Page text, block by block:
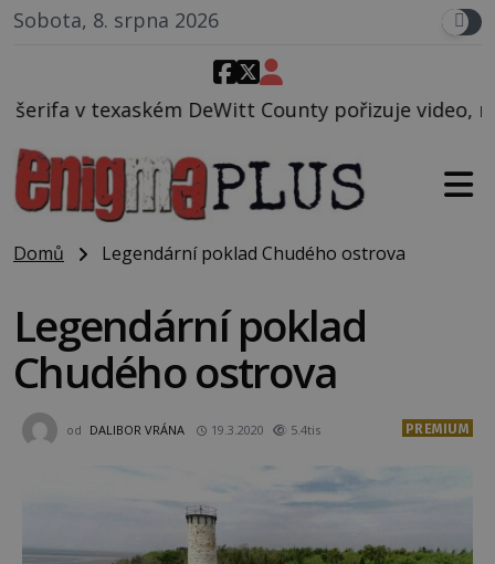
Sobota, 8. srpna 2026
County pořizuje video, na kterém před jeho
Domů Legendární poklad Chudého ostrova
Legendární poklad
Chudého ostrova
od DALIBOR VRÁNA 19.3.2020 5.4tis PREMIUM